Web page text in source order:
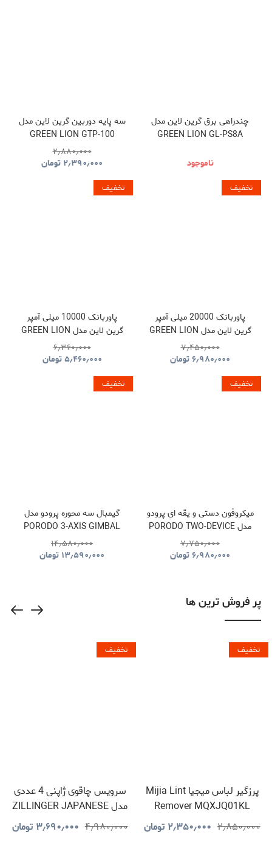
چندراهی برق گرین لاین مدل
GREEN LION GL-PS8A
ناموجود
سه پایه دوربین گرین لاین مدل
GREEN LION GTP-100
GNTP100TRIBK
۲٫۸۸۰٫۰۰۰
۲٫۳۹۰٫۰۰۰ تومان
تخفیف
پاوربانک 20000 میلی آمپر
گرین لاین مدل GREEN LION
GNLEZ20KPBBK
۷٫۴۵۰٫۰۰۰
۶٫۹۸۰٫۰۰۰تومان
تخفیف
پاوربانک 10000 میلی آمپر
گرین لاین مدل GREEN LION
GNLEZ10KPBBK
۶٫۳۶۰٫۰۰۰
۵٫۴۶۰٫۰۰۰تومان
تخفیف
میکروفون دستی و یقه ای پرودو
مدل PORODO TWO-DEVICE
CONNECT HANDHELD
LAVALIER MICROPHONE
۷٫۷۵۰٫۰۰۰
۶٫۹۸۰٫۰۰۰تومان
تخفیف
گیمبال سه محوره پرودو مدل
PORODO 3-AXIS GIMBAL
STABILIZER PDLFST127BK
۱۴٫۵۸۰٫۰۰۰
۱۳٫۵۹۰٫۰۰۰ تومان
پر فروش ترین ها
تخفیف
پرزگیر لباس میجیا Mijia Lint
Remover MQXJQ01KL
۲٫۸۵۰٫۰۰۰ ۲٫۳۵۰٫۰۰۰ تومان
تخفیف
سرویس چاقوی ژاپنی 4 عددی
مدل ZILLINGER JAPANESE
KNIVES۴٫۹۸۰٫۰۰۰ ۳٫۶۹۰٫۰۰۰ تومان